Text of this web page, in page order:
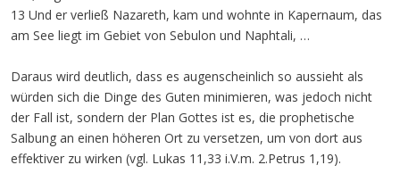
13 Und er verließ Nazareth, kam und wohnte in Kapernaum, das
am See liegt im Gebiet von Sebulon und Naphtali, …
Daraus wird deutlich, dass es augenscheinlich so aussieht als
würden sich die Dinge des Guten minimieren, was jedoch nicht
der Fall ist, sondern der Plan Gottes ist es, die prophetische
Salbung an einen höheren Ort zu versetzen, um von dort aus
effektiver zu wirken (vgl. Lukas 11,33 i.V.m. 2.Petrus 1,19).